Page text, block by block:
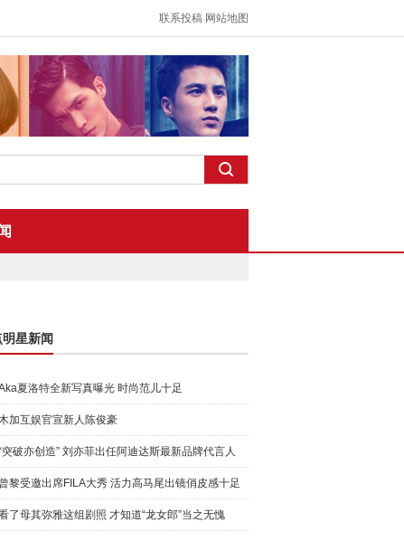
联系投稿 网站地图
星新闻
夏洛特全新写真曝光 时尚范儿十足
加互娱官宣新人陈俊豪
突破亦创造” 刘亦菲出任阿迪达斯最新品牌代言人
引爆
曾黎受邀出席FILA大秀 活力高马尾出镜俏皮感十足
了母其弥雅这组剧照 才知道“龙女郎”当之无愧